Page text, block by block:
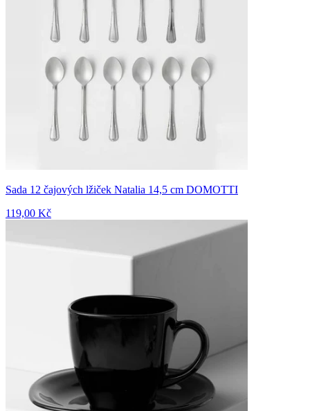
Sada 12 čajových lžiček Natalia 14,5 cm DOMOTTI
119,00 Kč